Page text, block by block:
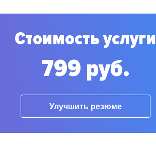
Стоимость услуги
799 руб.
Улучшить резюме